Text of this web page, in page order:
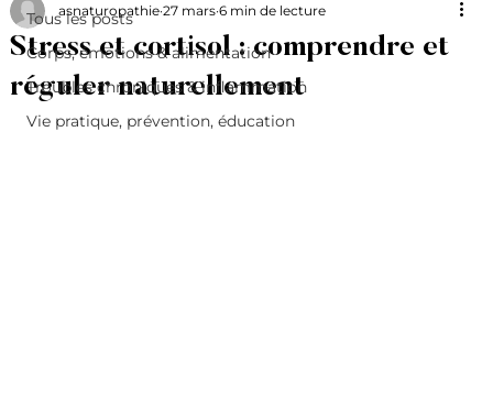
Tous les posts
Corps, émotions & alimentation
Troubles chroniques & inflammation
Vie pratique, prévention, éducation
Stress et cortisol : comprendre et
réguler naturellement
asnaturopathie 27 mars 6 min de lecture